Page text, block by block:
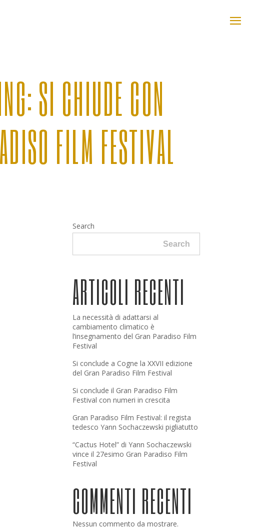
SI CHIUDE CON
FILM FESTIVAL
Search
Search
ARTICOLI RECENTI
La necessità di adattarsi al
cambiamento climatico è
l’insegnamento del Gran Paradiso Film
Festival
Si conclude a Cogne la XXVII edizione
del Gran Paradiso Film Festival
Si conclude il Gran Paradiso Film
Festival con numeri in crescita
Gran Paradiso Film Festival: il regista
tedesco Yann Sochaczewski pigliatutto
“Cactus Hotel” di Yann Sochaczewski
vince il 27esimo Gran Paradiso Film
Festival
COMMENTI RECENTI
Nessun commento da mostrare.